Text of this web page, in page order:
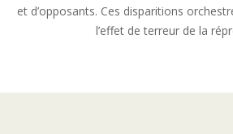
et d’opposants. Ces disparitions
l’effet de terreur de la